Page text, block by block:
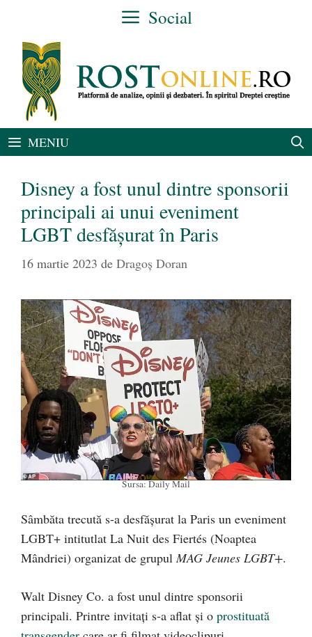
conținut
Social
MENIU
Disney a fost unul dintre sponsorii
principali ai unui eveniment
LGBT desfășurat în Paris
16 martie 2023 de Dragoș Doran
Sursa: Daily Mail
Sâmbăta trecută s-a desfășurat la Paris un eveniment
LGBT+ intitutlat La Nuit des Fiertés (Noaptea
Mândriei) organizat de grupul MAG Jeunes LGBT+.
Walt Disney Co. a fost unul dintre sponsorii
principali. Printre invitați s-a aflat și o prostituată